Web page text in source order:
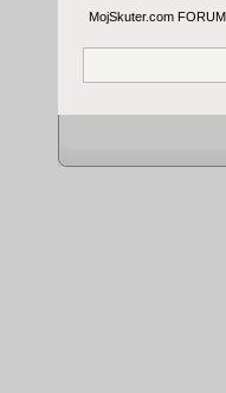
MojSkuter.com FORUM